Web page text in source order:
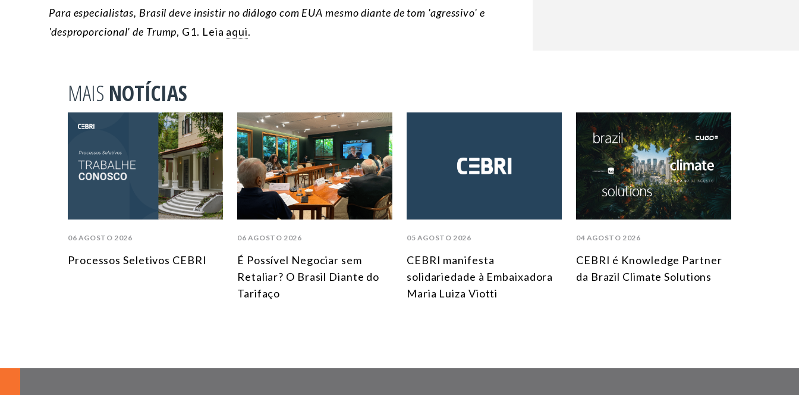
Para especialistas, Brasil deve insistir no diálogo com EUA mesmo diante de tom 'agressivo' e
'desproporcional' de Trump, G1. Leia aqui.
MAIS NOTÍCIAS
06 AGOSTO 2026
Processos Seletivos CEBRI
06 AGOSTO 2026
É Possível Negociar sem
Retaliar? O Brasil Diante do
Tarifaço
05 AGOSTO 2026
CEBRI manifesta
solidariedade à Embaixadora
Maria Luiza Viotti
04 AGOSTO 2026
CEBRI é Knowledge Partner
da Brazil Climate Solutions